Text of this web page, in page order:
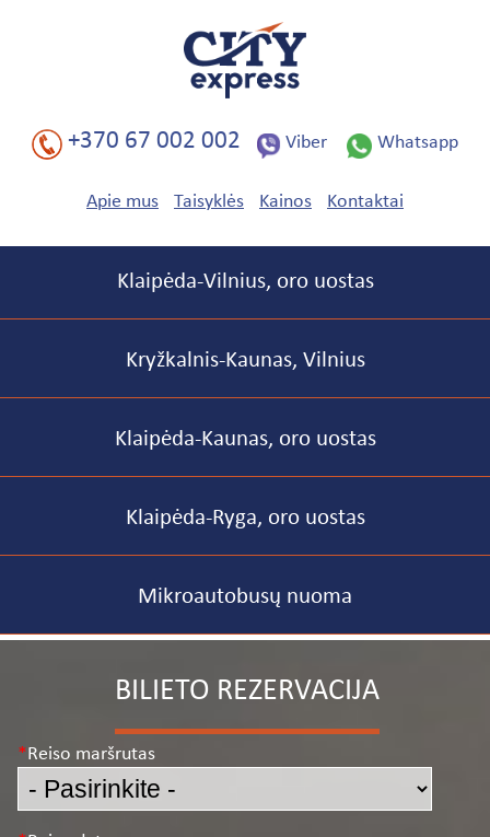
į
pagrindinį
turinį
+370 67 002 002 Viber Whatsapp
Apie mus Taisyklės Kainos Kontaktai
navigation
Klaipėda-Vilnius, oro uostas
Kryžkalnis-Kaunas, Vilnius
Klaipėda-Kaunas, oro uostas
Klaipėda-Ryga, oro uostas
Mikroautobusų nuoma
BILIETO REZERVACIJA
Reiso maršrutas